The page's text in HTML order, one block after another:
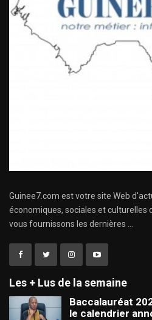
Guinee7.com est votre site Web
économiques, sociales et culturelles
vous fournissons les dernières ...
Les + Lus de la semaine
Baccalauréat
le calendrier